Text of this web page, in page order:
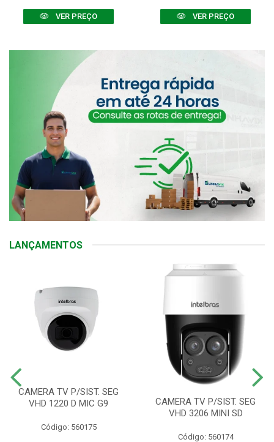
VER PREÇO VER PREÇO
LANÇAMENTOS
CAMERA TV P/SIST. SEG
VHD 1220 D MIC G9
Código: 560175
CAMERA TV P/SIST. SEG
VHD 3206 MINI SD
Código: 560174